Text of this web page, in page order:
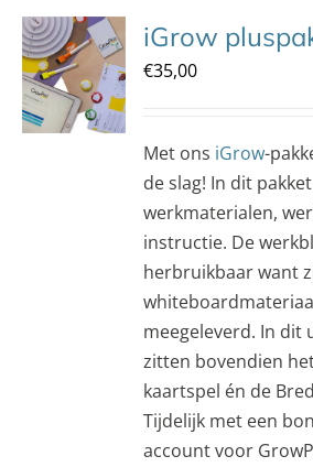
iGrow
€35,00
Met ons iGrow-
de slag! In dit
werkmaterialen,
instructie. De
herbruikbaar want
meegeleverd. In dit
zitten bovendien
kaartspel én de
Tijdelijk met een
account voor